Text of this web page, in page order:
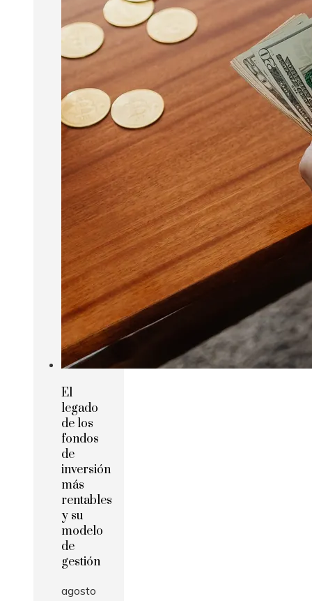
El
legado
de los
fondos
de
inversión
más
rentables
y su
modelo
de
gestión
agosto